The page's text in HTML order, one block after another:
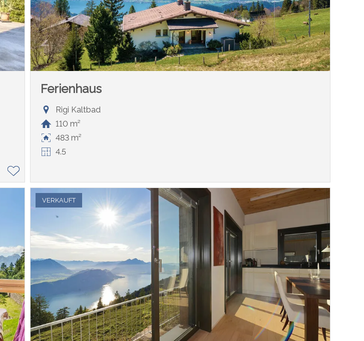
Ferienhaus
Rigi Kaltbad
110 m²
483 m²
4.5
VERKAUFT